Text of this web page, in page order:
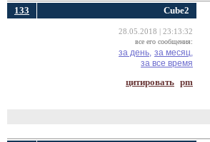
133 Cube2
28.05.2018 | 23:13:32
все его сообщения:
за день, за месяц,
за все время
цитировать pm